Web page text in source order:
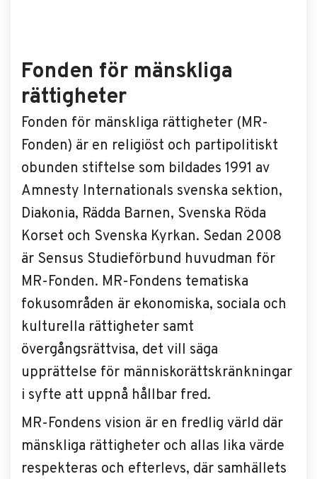
Fonden för mänskliga
rättigheter
Fonden för mänskliga rättigheter (MR-
Fonden) är en religiöst och partipolitiskt
obunden stiftelse som bildades 1991 av
Amnesty Internationals svenska sektion,
Diakonia, Rädda Barnen, Svenska Röda
Korset och Svenska Kyrkan. Sedan 2008
är Sensus Studieförbund huvudman för
MR-Fonden. MR-Fondens tematiska
fokusområden är ekonomiska, sociala och
kulturella rättigheter samt
övergångsrättvisa, det vill säga
upprättelse för människorättskränkningar
i syfte att uppnå hållbar fred.
MR-Fondens vision är en fredlig värld där
mänskliga rättigheter och allas lika värde
respekteras och efterlevs, där samhällets